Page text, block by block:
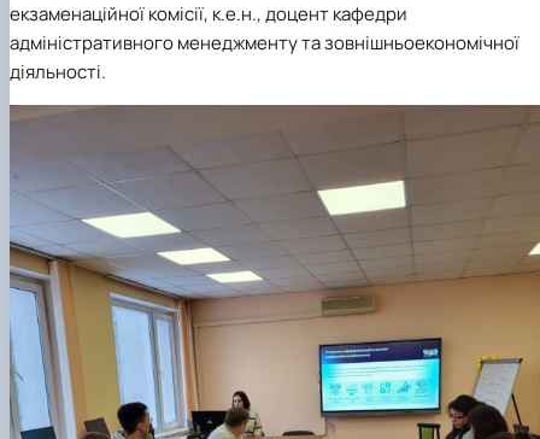
екзаменаційної комісії, к.е.н., доцент кафедри
адміністративного менеджменту та зовнішньоекономічної
діяльності.